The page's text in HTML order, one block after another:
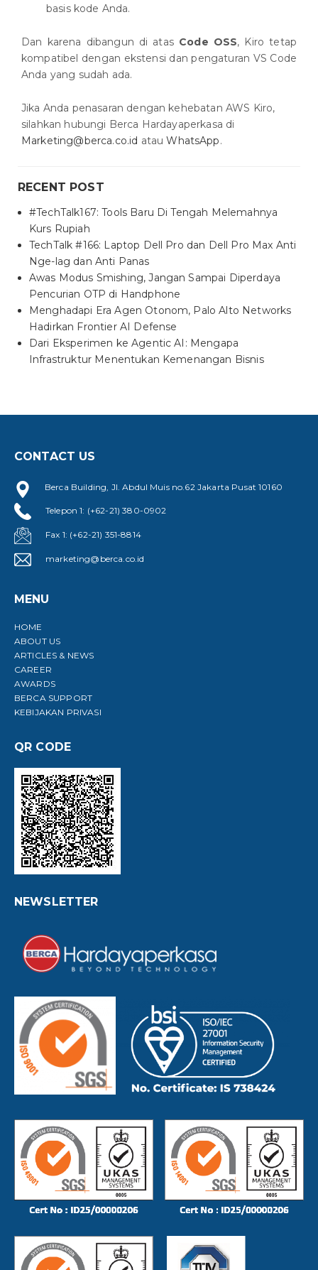
basis kode Anda.
Dan karena dibangun di atas Code OSS, Kiro tetap
kompatibel dengan ekstensi dan pengaturan VS Code
Anda yang sudah ada.
Jika Anda penasaran dengan kehebatan AWS Kiro,
silahkan hubungi Berca Hardayaperkasa di
Marketing@berca.co.id atauWhatsApp.
RECENT POST
#TechTalk167: Tools Baru Di Tengah Melemahnya
Kurs Rupiah
TechTalk #166: Laptop Dell Pro dan Dell Pro Max Anti
Nge-lag dan Anti Panas
Awas Modus Smishing, Jangan Sampai Diperdaya
Pencurian OTP di Handphone
Menghadapi Era Agen Otonom, Palo Alto Networks
Hadirkan Frontier AI Defense
Dari Eksperimen ke Agentic AI: Mengapa
Infrastruktur Menentukan Kemenangan Bisnis
CONTACT US
Berca Building, Jl. Abdul Muis no.62 Jakarta Pusat 10160
Telepon 1: (+62-21) 380-0902
Fax 1: (+62-21) 351-8814
marketing@berca.co.id
MENU
HOME
ABOUT US
ARTICLES & NEWS
CAREER
AWARDS
BERCA SUPPORT
KEBIJAKAN PRIVASI
QR CODE
NEWSLETTER